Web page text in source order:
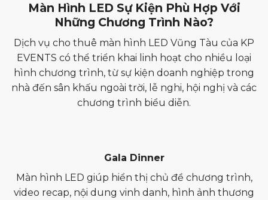
Màn Hình LED Sự Kiện Phù Hợp Với
Những Chương Trình Nào?
Dịch vụ cho thuê màn hình LED Vũng Tàu của KP
EVENTS có thể triển khai linh hoạt cho nhiều loại
hình chương trình, từ sự kiện doanh nghiệp trong
nhà đến sân khấu ngoài trời, lễ nghi, hội nghị và các
chương trình biểu diễn.
Gala Dinner
Màn hình LED giúp hiển thị chủ đề chương trình,
video recap, nội dung vinh danh, hình ảnh thương